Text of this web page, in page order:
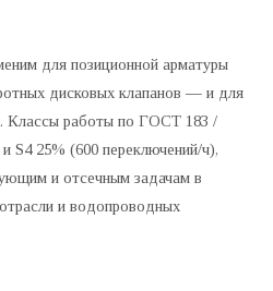
для позиционной арматуры
дисковых клапанов — и для
Классы работы по ГОСТ 183 /
S4 25% (600 переключений/ч),
и отсечным задачам в
и водопроводных